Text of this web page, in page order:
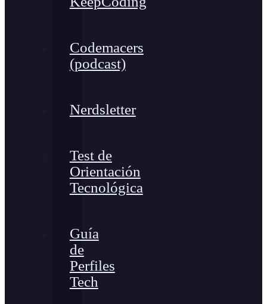
Codemacers
(podcast)
Nerdsletter
Test de
Orientación
Tecnológica
Guía
de
Perfiles
Tech